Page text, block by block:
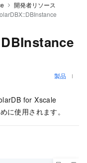
開発者リソース
製品
for Xscale
に使用されます。